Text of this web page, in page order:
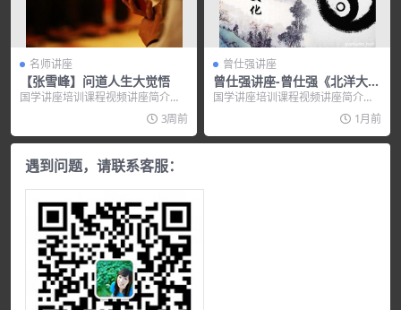
名师讲座
【张雪峰】问道人生大觉悟
国学讲座培训课程视频讲座简介：
【张雪峰】问道人生大觉悟—&md
3周前
曾仕强讲座
曾仕强讲座-曾仕强《北洋大讲
堂-胡雪岩成功启示》
国学讲座培训课程视频讲座简介：
曾仕强讲座 – 曾仕强《北洋大讲
1月前
遇到问题，请联系客服：